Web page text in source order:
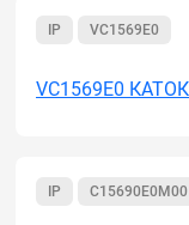
IP VC1569E0
VC1569E0
IP C15690E0M00